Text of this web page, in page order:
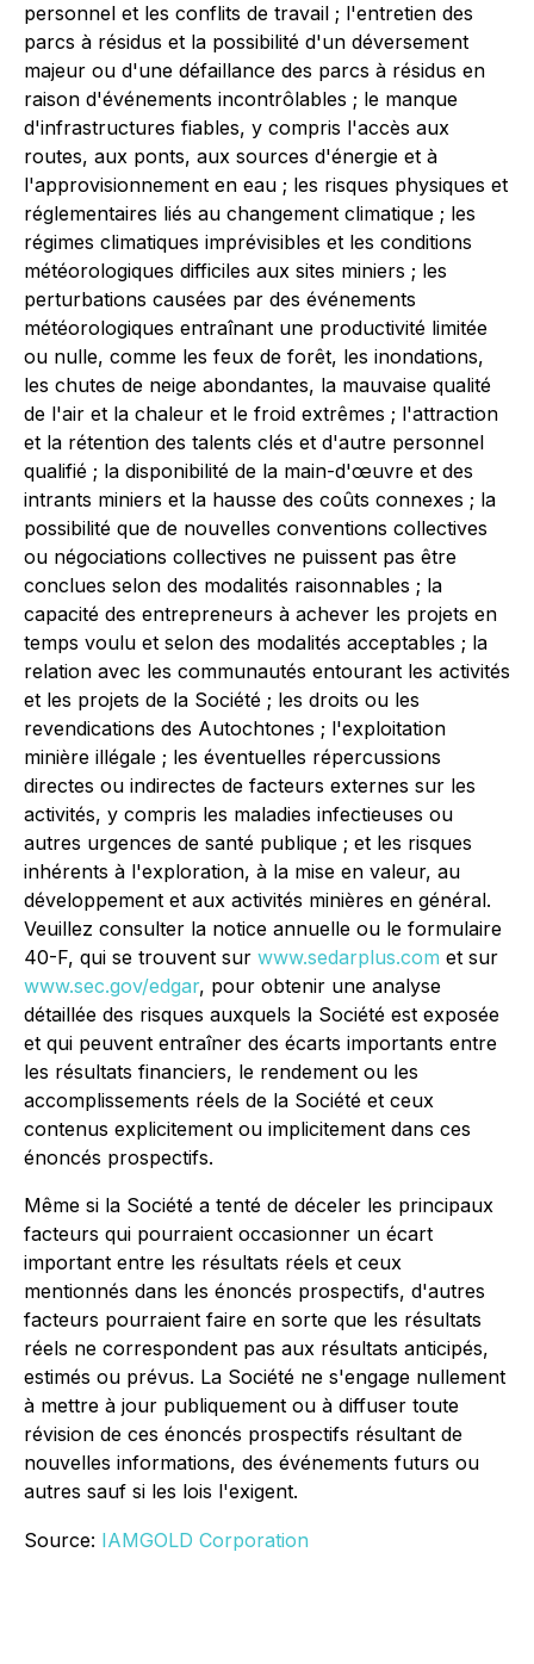
personnel et les conflits de travail ; l'entretien des
parcs à résidus et la possibilité d'un déversement
majeur ou d'une défaillance des parcs à résidus en
raison d'événements incontrôlables ; le manque
d'infrastructures fiables, y compris l'accès aux
routes, aux ponts, aux sources d'énergie et à
l'approvisionnement en eau ; les risques physiques et
réglementaires liés au changement climatique ; les
régimes climatiques imprévisibles et les conditions
météorologiques difficiles aux sites miniers ; les
perturbations causées par des événements
météorologiques entraînant une productivité limitée
ou nulle, comme les feux de forêt, les inondations,
les chutes de neige abondantes, la mauvaise qualité
de l'air et la chaleur et le froid extrêmes ; l'attraction
et la rétention des talents clés et d'autre personnel
qualifié ; la disponibilité de la main-d'œuvre et des
intrants miniers et la hausse des coûts connexes ; la
possibilité que de nouvelles conventions collectives
ou négociations collectives ne puissent pas être
conclues selon des modalités raisonnables ; la
capacité des entrepreneurs à achever les projets en
temps voulu et selon des modalités acceptables ; la
relation avec les communautés entourant les activités
et les projets de la Société ; les droits ou les
revendications des Autochtones ; l'exploitation
minière illégale ; les éventuelles répercussions
directes ou indirectes de facteurs externes sur les
activités, y compris les maladies infectieuses ou
autres urgences de santé publique ; et les risques
inhérents à l'exploration, à la mise en valeur, au
développement et aux activités minières en général.
Veuillez consulter la notice annuelle ou le formulaire
40-F, qui se trouvent sur www.sedarplus.com et sur
www.sec.gov/edgar, pour obtenir une analyse
détaillée des risques auxquels la Société est exposée
et qui peuvent entraîner des écarts importants entre
les résultats financiers, le rendement ou les
accomplissements réels de la Société et ceux
contenus explicitement ou implicitement dans ces
énoncés prospectifs.
Même si la Société a tenté de déceler les principaux
facteurs qui pourraient occasionner un écart
important entre les résultats réels et ceux
mentionnés dans les énoncés prospectifs, d'autres
facteurs pourraient faire en sorte que les résultats
réels ne correspondent pas aux résultats anticipés,
estimés ou prévus. La Société ne s'engage nullement
à mettre à jour publiquement ou à diffuser toute
révision de ces énoncés prospectifs résultant de
nouvelles informations, des événements futurs ou
autres sauf si les lois l'exigent.
Source: IAMGOLD Corporation